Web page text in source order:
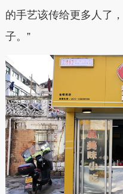
的手艺该传给更多人了
子。”